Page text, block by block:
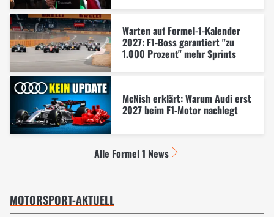
Warten auf Formel-1-Kalender
2027: F1-Boss garantiert "zu
1.000 Prozent" mehr Sprints
McNish erklärt: Warum Audi erst
2027 beim F1-Motor nachlegt
Alle Formel 1 News
MOTORSPORT-AKTUELL